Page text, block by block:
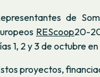
de
REScoop20-
1, 2 y 3 de octubre
proyectos,